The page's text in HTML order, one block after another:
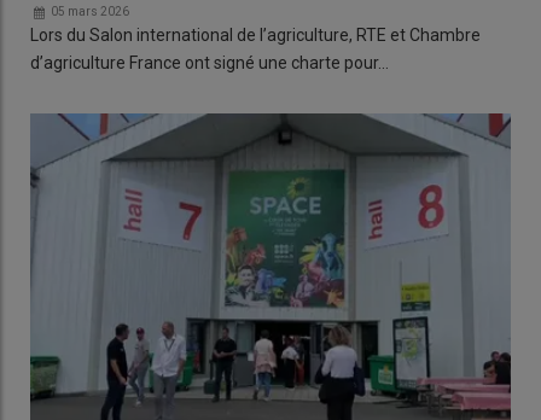
05 mars 2026
Lors du Salon international de l’agriculture, RTE et Chambre
d’agriculture France ont signé une charte pour…